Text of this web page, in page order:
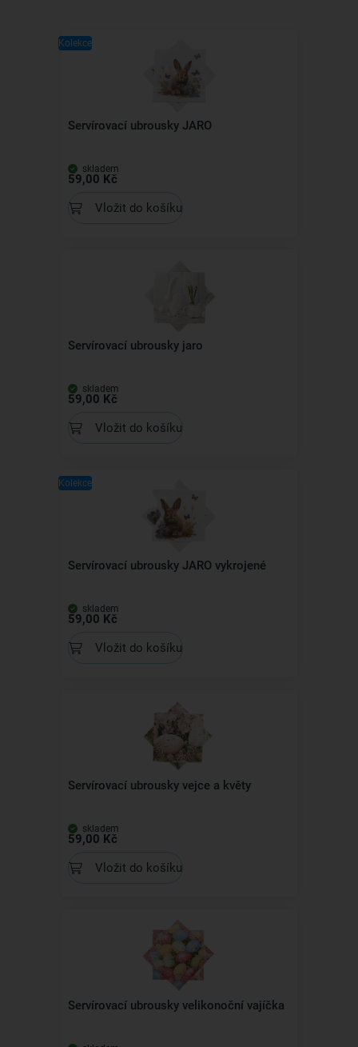
Kolekce
Servírovací ubrousky JARO
skladem
59,00 Kč
Vložit do košíku
Servírovací ubrousky jaro
skladem
59,00 Kč
Vložit do košíku
Kolekce
Servírovací ubrousky JARO vykrojené
skladem
59,00 Kč
Vložit do košíku
Servírovací ubrousky vejce a květy
skladem
59,00 Kč
Vložit do košíku
Servírovací ubrousky velikonoční vajíčka